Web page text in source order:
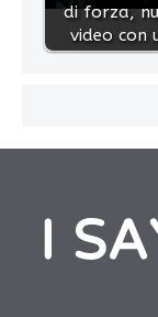
di forza,
video con